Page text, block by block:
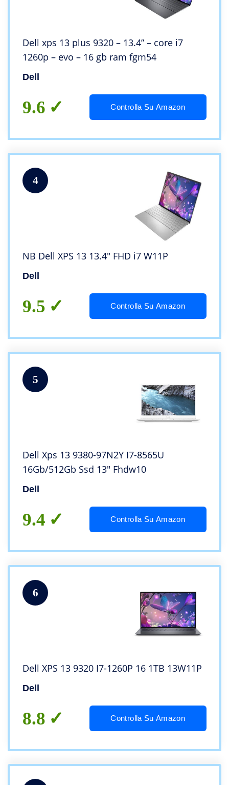
Dell xps 13 plus 9320 – 13.4” – core i7
1260p – evo – 16 gb ram fgm54
Dell
9.6 Controlla Su Amazon
4
NB Dell XPS 13 13.4″ FHD i7 W11P
Dell
9.5 Controlla Su Amazon
5
Dell Xps 13 9380-97N2Y I7-8565U
16Gb/512Gb Ssd 13″ Fhdw10
Dell
9.4 Controlla Su Amazon
6
Dell XPS 13 9320 I7-1260P 16 1TB 13W11P
Dell
8.8 Controlla Su Amazon